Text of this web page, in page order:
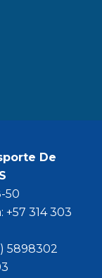
De
50
+57 314 303
5898302